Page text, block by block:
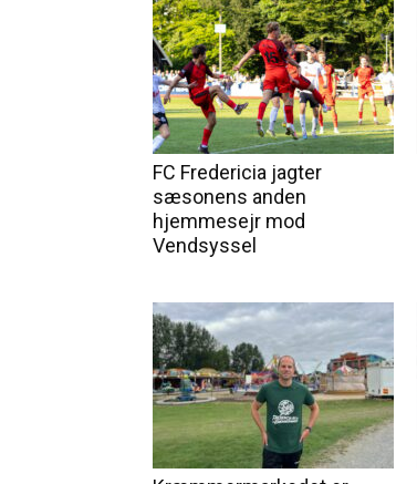
FC Fredericia jagter
sæsonens anden
hjemmesejr mod
Vendsyssel